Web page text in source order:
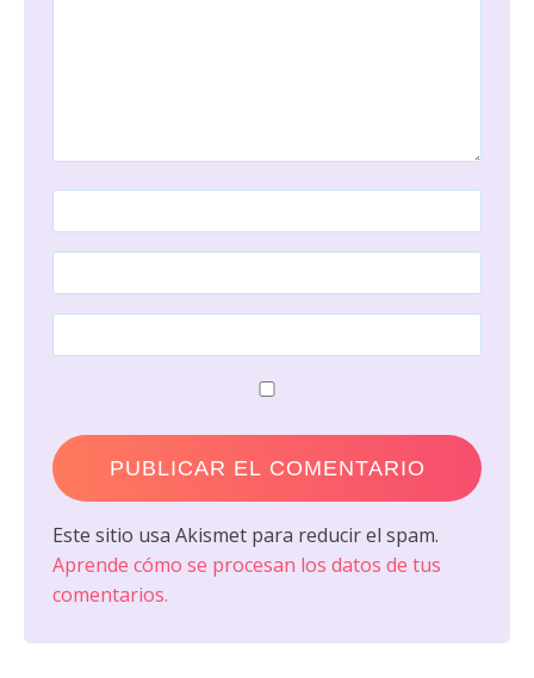
Este sitio usa Akismet para reducir el spam.
Aprende cómo se procesan los datos de tus
comentarios.